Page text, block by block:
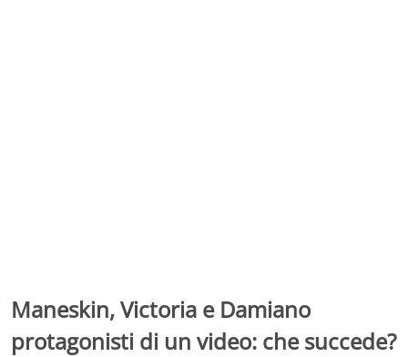
Maneskin, Victoria e Damiano
protagonisti di un video: che succede?